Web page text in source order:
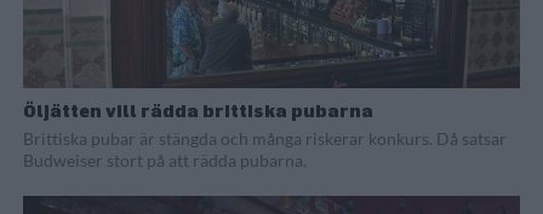
Öljätten vill rädda brittiska pubarna
Brittiska pubar är stängda och många riskerar konkurs. Då satsar
Budweiser stort på att rädda pubarna.